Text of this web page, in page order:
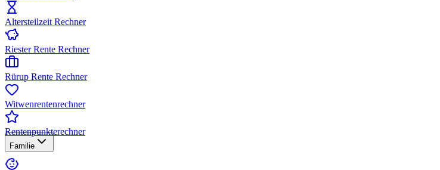
Altersteilzeit Rechner
Riester Rente Rechner
Rürup Rente Rechner
Witwenrentenrechner
Rentenpunkterechner
Familie